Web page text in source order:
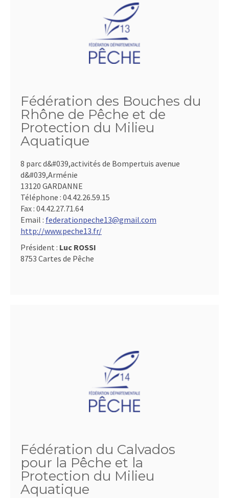
Fédération des Bouches du
Rhône de Pêche et de
Protection du Milieu
Aquatique
8 parc d&#039,activités de Bompertuis avenue
d&#039,Arménie
13120 GARDANNE
Téléphone : 04.42.26.59.15
Fax : 04.42.27.71.64
Email : federationpeche13@gmail.com
http://www.peche13.fr/
Président : Luc ROSSI
8753 Cartes de Pêche
Fédération du Calvados
pour la Pêche et la
Protection du Milieu
Aquatique